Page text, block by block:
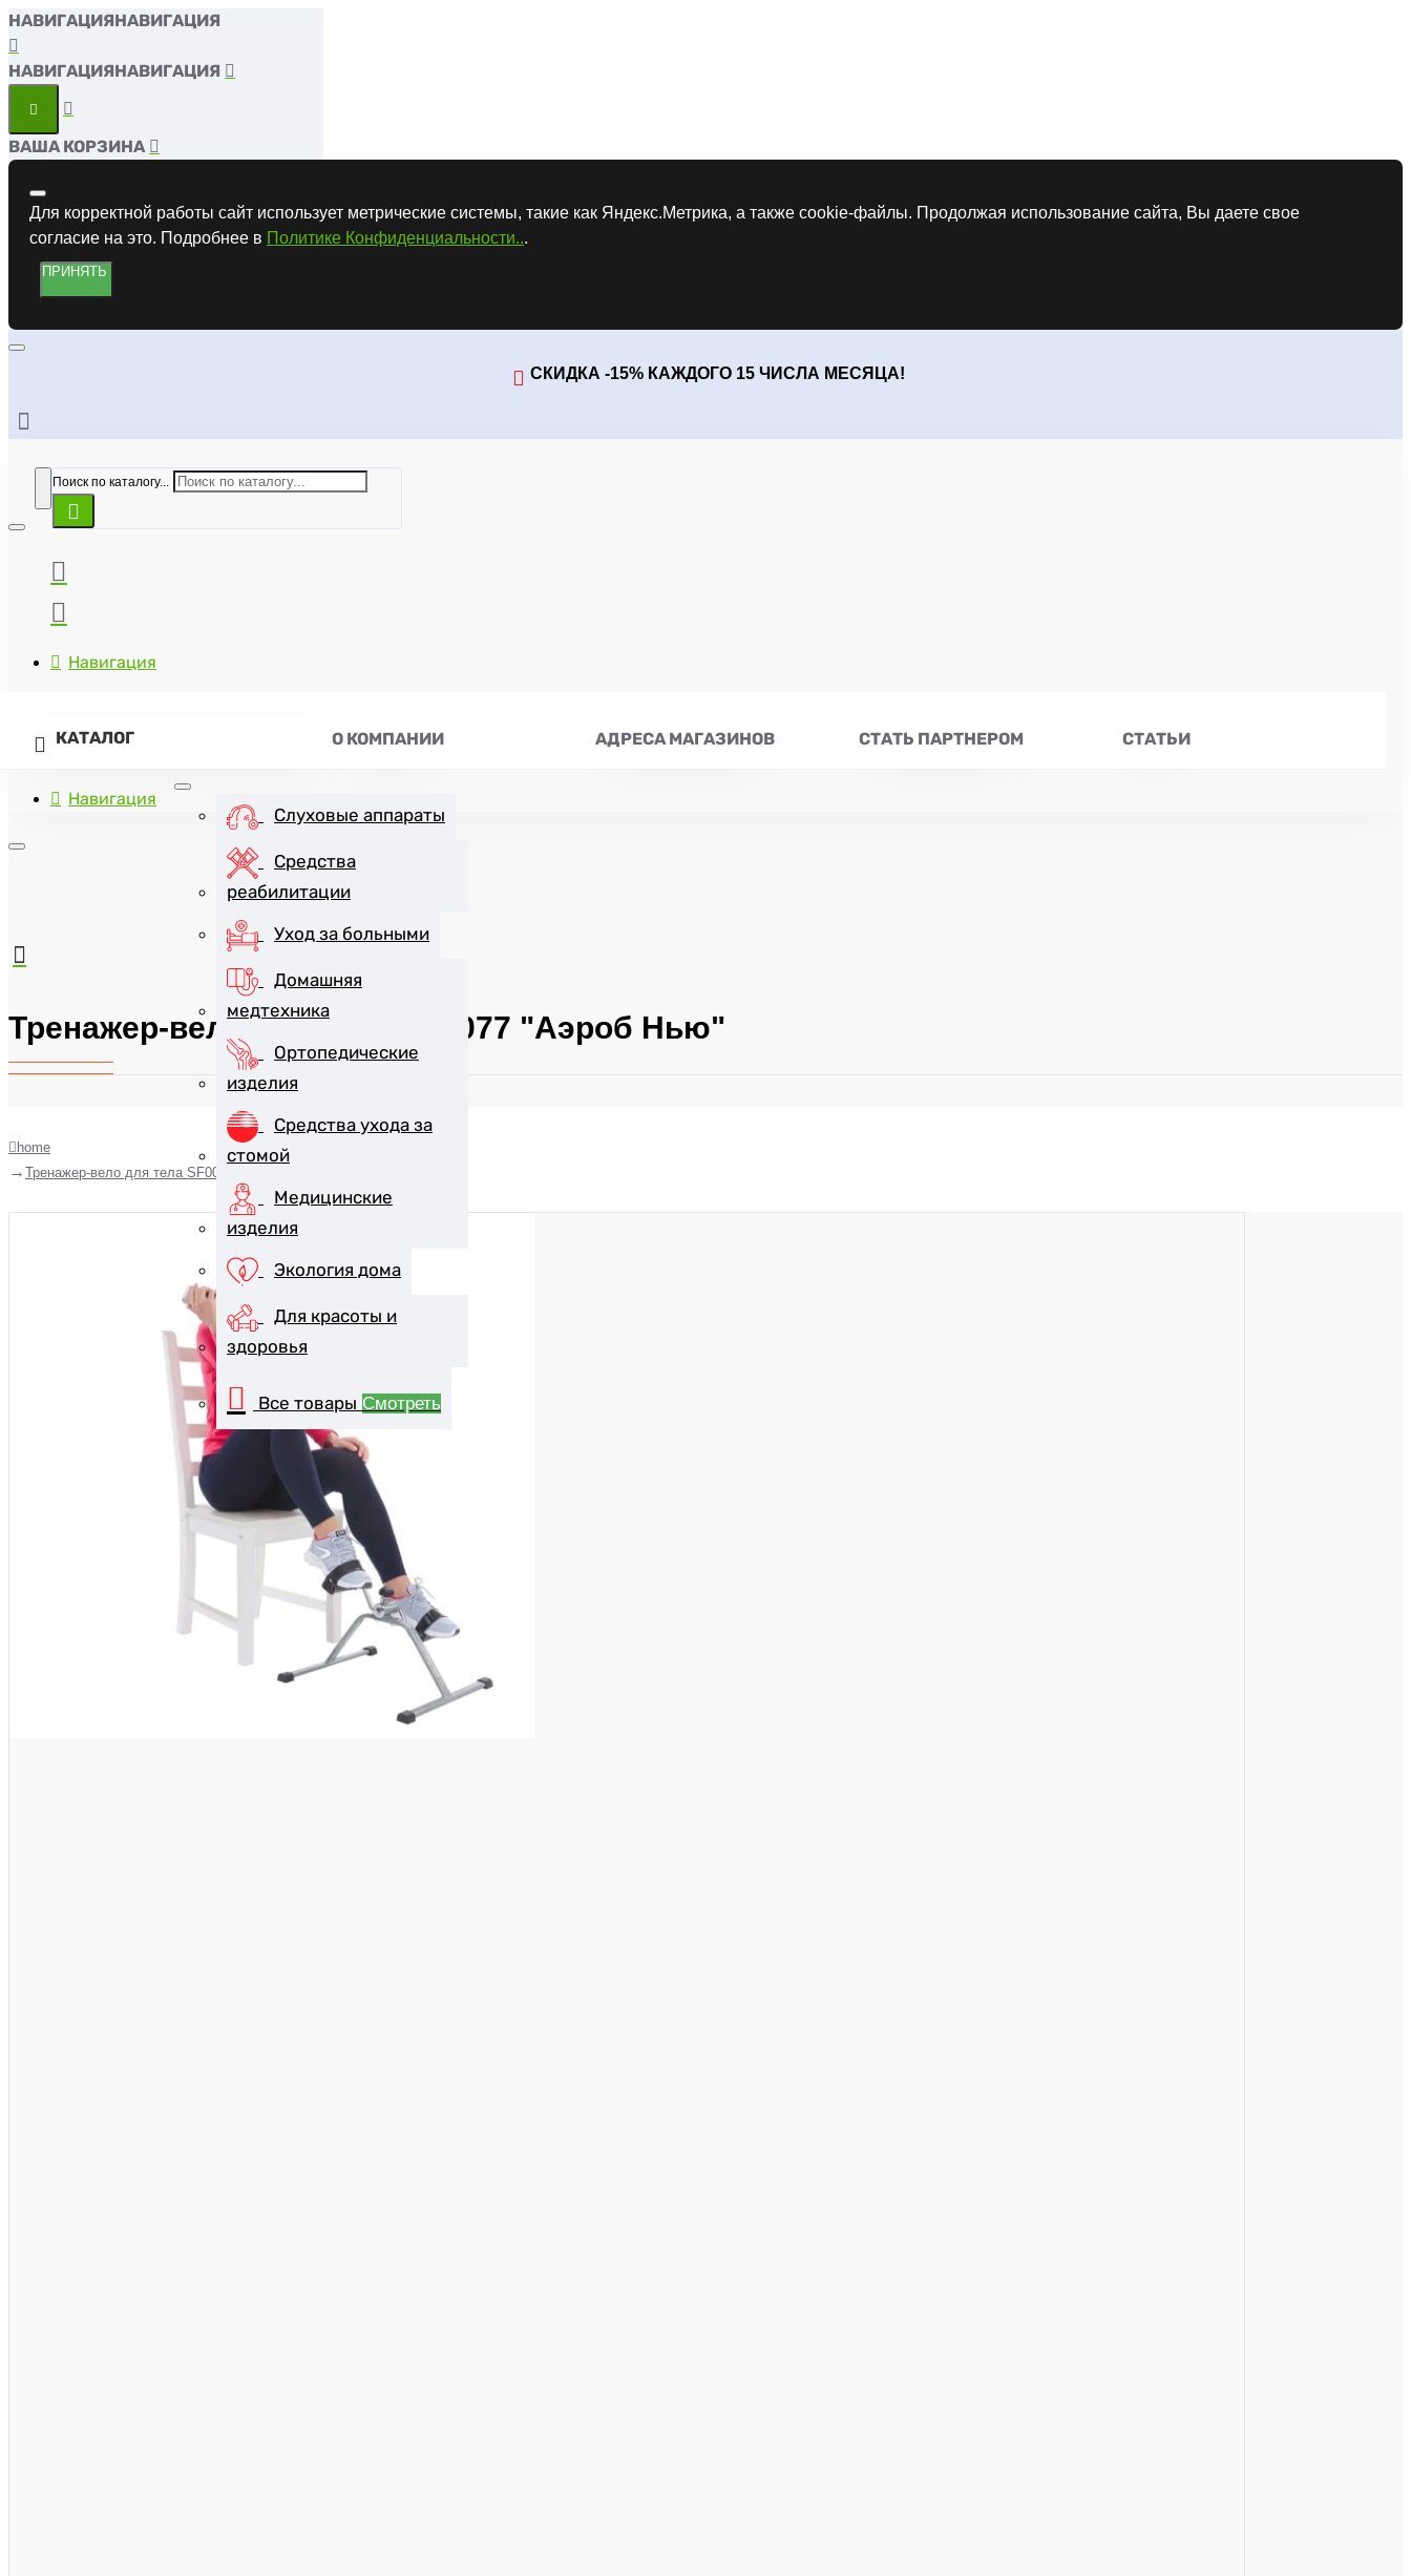
НАВИГАЦИЯ
НАВИГАЦИЯ
ВАША КОРЗИНА
Для корректной работы сайт использует метрические системы, такие как Яндекс.Метрика, а также cookie-файлы. Продолжая использование сайта, Вы даете свое
согласие на это. Подробнее в Политике Конфиденциальности...
ПРИНЯТЬ
СКИДКА -15% КАЖДОГО 15 ЧИСЛА МЕСЯЦА!
Поиск по каталогу...
Навигация
КАТАЛОГ
Слуховые аппараты
Средства
реабилитации
Уход за больными
Домашняя
медтехника
Ортопедические
изделия
Средства ухода за
стомой
Медицинские
изделия
Экология дома
Для красоты и
здоровья
Все товары Смотреть
О КОМПАНИИ АДРЕСА МАГАЗИНОВ СТАТЬ ПАРТНЕРОМ СТАТЬИ
Навигация
Тренажер-вело для тела SF0077 "Аэроб Нью"
home
Тренажер-вело для тела SF0077 "Аэроб Нью"